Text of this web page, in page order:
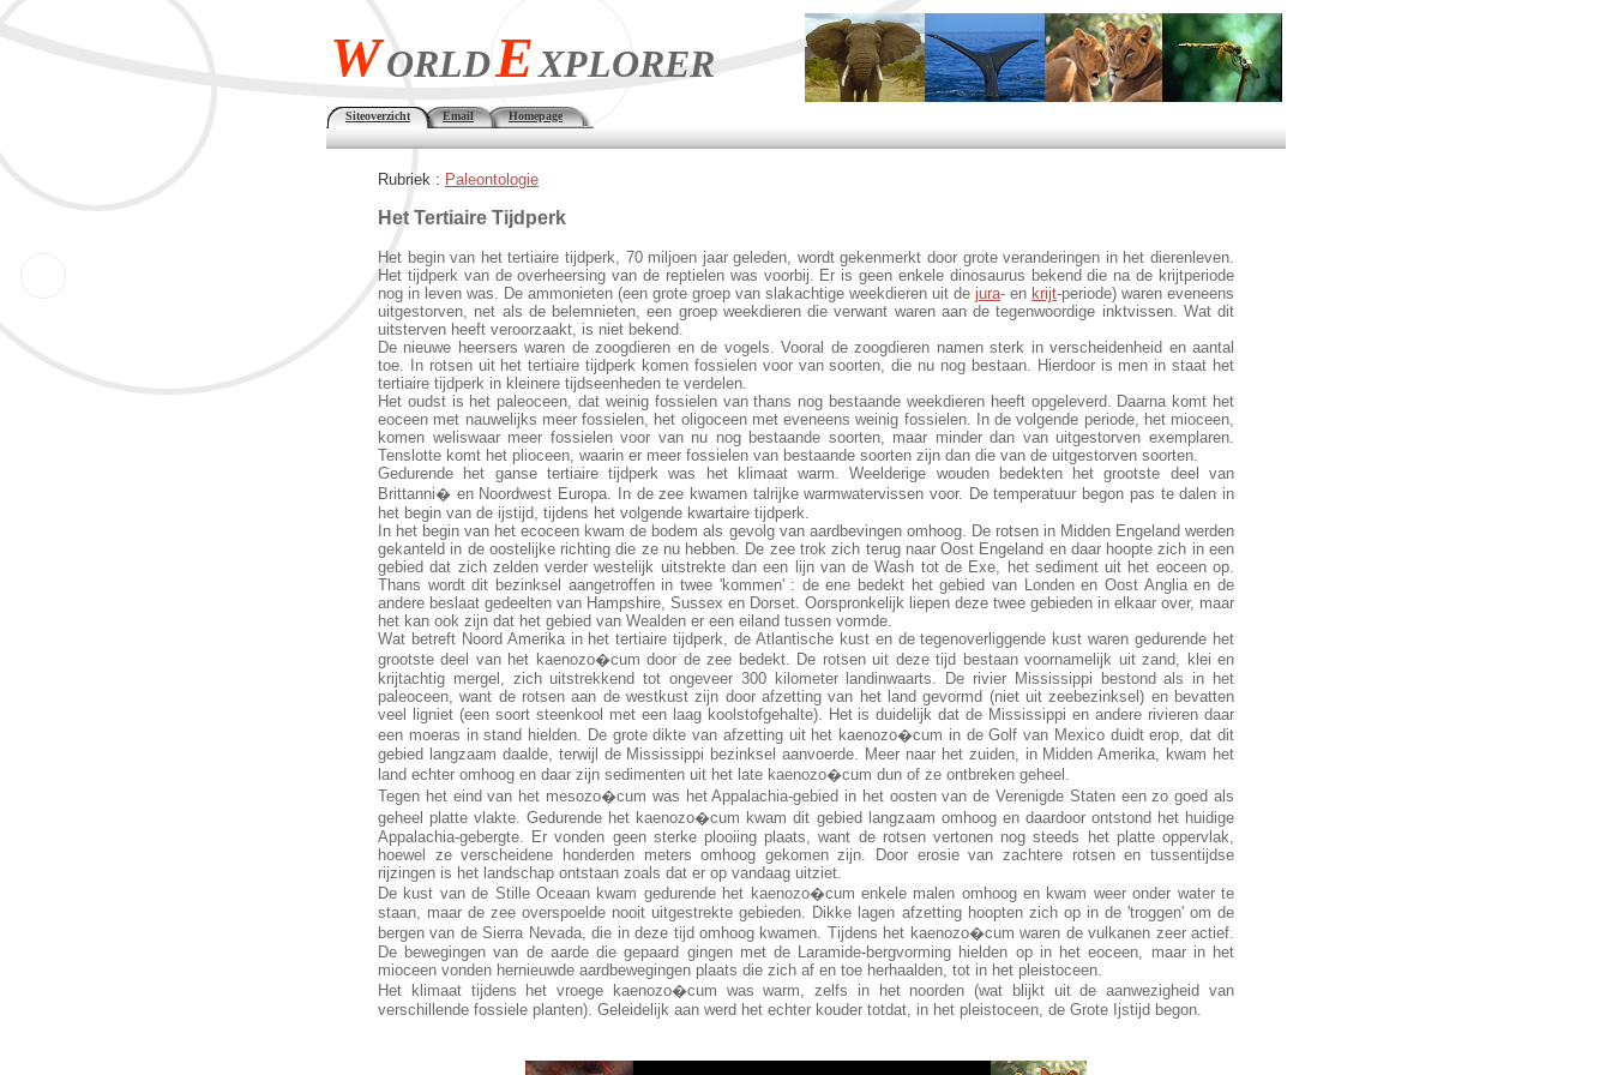
WORLDEXPLORER
Siteoverzicht Email Homepage
Rubriek : Paleontologie
Het Tertiaire Tijdperk
Het begin van het tertiaire tijdperk, 70 miljoen jaar geleden, wordt gekenmerkt door grote veranderingen in het dierenleven.
Het tijdperk van de overheersing van de reptielen was voorbij. Er is geen enkele dinosaurus bekend die na de krijtperiode
nog in leven was. De ammonieten (een grote groep van slakachtige weekdieren uit de jura- en krijt-periode) waren eveneens
uitgestorven, net als de belemnieten, een groep weekdieren die verwant waren aan de tegenwoordige inktvissen. Wat dit
uitsterven heeft veroorzaakt, is niet bekend.
De nieuwe heersers waren de zoogdieren en de vogels. Vooral de zoogdieren namen sterk in verscheidenheid en aantal
toe. In rotsen uit het tertiaire tijdperk komen fossielen voor van soorten, die nu nog bestaan. Hierdoor is men in staat het
tertiaire tijdperk in kleinere tijdseenheden te verdelen.
Het oudst is het paleoceen, dat weinig fossielen van thans nog bestaande weekdieren heeft opgeleverd. Daarna komt het
eoceen met nauwelijks meer fossielen, het oligoceen met eveneens weinig fossielen. In de volgende periode, het mioceen,
komen weliswaar meer fossielen voor van nu nog bestaande soorten, maar minder dan van uitgestorven exemplaren.
Tenslotte komt het plioceen, waarin er meer fossielen van bestaande soorten zijn dan die van de uitgestorven soorten.
Gedurende het ganse tertiaire tijdperk was het klimaat warm. Weelderige wouden bedekten het grootste deel van
Brittanni� en Noordwest Europa. In de zee kwamen talrijke warmwatervissen voor. De temperatuur begon pas te dalen in
het begin van de ijstijd, tijdens het volgende kwartaire tijdperk.
In het begin van het ecoceen kwam de bodem als gevolg van aardbevingen omhoog. De rotsen in Midden Engeland werden
gekanteld in de oostelijke richting die ze nu hebben. De zee trok zich terug naar Oost Engeland en daar hoopte zich in een
gebied dat zich zelden verder westelijk uitstrekte dan een lijn van de Wash tot de Exe, het sediment uit het eoceen op.
Thans wordt dit bezinksel aangetroffen in twee 'kommen' : de ene bedekt het gebied van Londen en Oost Anglia en de
andere beslaat gedeelten van Hampshire, Sussex en Dorset. Oorspronkelijk liepen deze twee gebieden in elkaar over, maar
het kan ook zijn dat het gebied van Wealden er een eiland tussen vormde.
Wat betreft Noord Amerika in het tertiaire tijdperk, de Atlantische kust en de tegenoverliggende kust waren gedurende het
grootste deel van het kaenozo�cum door de zee bedekt. De rotsen uit deze tijd bestaan voornamelijk uit zand, klei en
krijtachtig mergel, zich uitstrekkend tot ongeveer 300 kilometer landinwaarts. De rivier Mississippi bestond als in het
paleoceen, want de rotsen aan de westkust zijn door afzetting van het land gevormd (niet uit zeebezinksel) en bevatten
veel ligniet (een soort steenkool met een laag koolstofgehalte). Het is duidelijk dat de Mississippi en andere rivieren daar
een moeras in stand hielden. De grote dikte van afzetting uit het kaenozo�cum in de Golf van Mexico duidt erop, dat dit
gebied langzaam daalde, terwijl de Mississippi bezinksel aanvoerde. Meer naar het zuiden, in Midden Amerika, kwam het
land echter omhoog en daar zijn sedimenten uit het late kaenozo�cum dun of ze ontbreken geheel.
Tegen het eind van het mesozo�cum was het Appalachia-gebied in het oosten van de Verenigde Staten een zo goed als
geheel platte vlakte. Gedurende het kaenozo�cum kwam dit gebied langzaam omhoog en daardoor ontstond het huidige
Appalachia-gebergte. Er vonden geen sterke plooiing plaats, want de rotsen vertonen nog steeds het platte oppervlak,
hoewel ze verscheidene honderden meters omhoog gekomen zijn. Door erosie van zachtere rotsen en tussentijdse
rijzingen is het landschap ontstaan zoals dat er op vandaag uitziet.
De kust van de Stille Oceaan kwam gedurende het kaenozo�cum enkele malen omhoog en kwam weer onder water te
staan, maar de zee overspoelde nooit uitgestrekte gebieden. Dikke lagen afzetting hoopten zich op in de 'troggen' om de
bergen van de Sierra Nevada, die in deze tijd omhoog kwamen. Tijdens het kaenozo�cum waren de vulkanen zeer actief.
De bewegingen van de aarde die gepaard gingen met de Laramide-bergvorming hielden op in het eoceen, maar in het
mioceen vonden hernieuwde aardbewegingen plaats die zich af en toe herhaalden, tot in het pleistoceen.
Het klimaat tijdens het vroege kaenozo�cum was warm, zelfs in het noorden (wat blijkt uit de aanwezigheid van
verschillende fossiele planten). Geleidelijk aan werd het echter kouder totdat, in het pleistoceen, de Grote Ijstijd begon.